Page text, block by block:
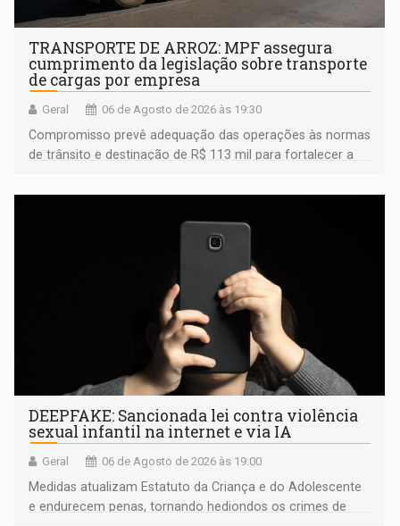
TRANSPORTE DE ARROZ: MPF assegura
cumprimento da legislação sobre transporte
de cargas por empresa
Geral 06 de Agosto de 2026 às 19:30
Compromisso prevê adequação das operações às normas
de trânsito e destinação de R$ 113 mil para fortalecer a
DEEPFAKE: Sancionada lei contra violência
sexual infantil na internet e via IA
Geral 06 de Agosto de 2026 às 19:00
Medidas atualizam Estatuto da Criança e do Adolescente
e endurecem penas, tornando hediondos os crimes de